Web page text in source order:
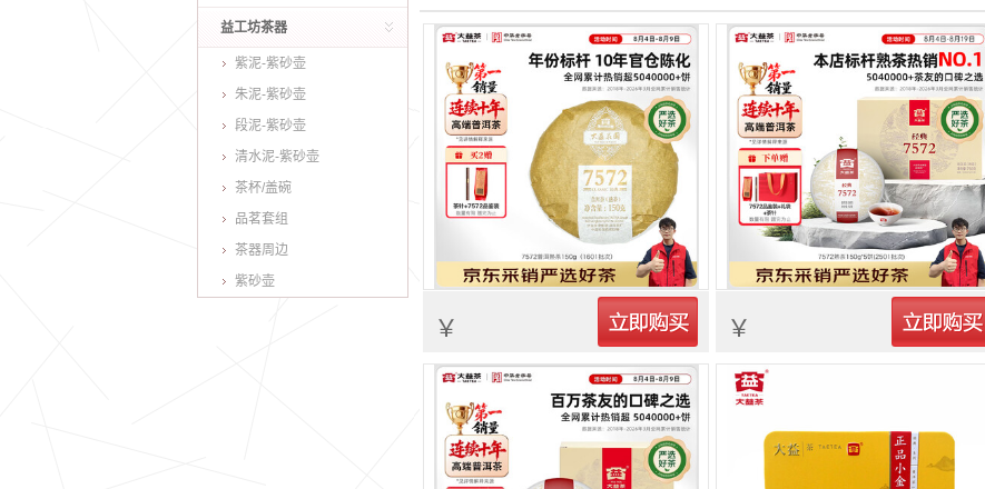
益工坊茶器
紫泥-紫砂壶
朱泥-紫砂壶
段泥-紫砂壶
清水泥-紫砂壶
茶杯/盖碗
品茗套组
茶器周边
紫砂壶
￥ 立即购买 ￥ 立即购买